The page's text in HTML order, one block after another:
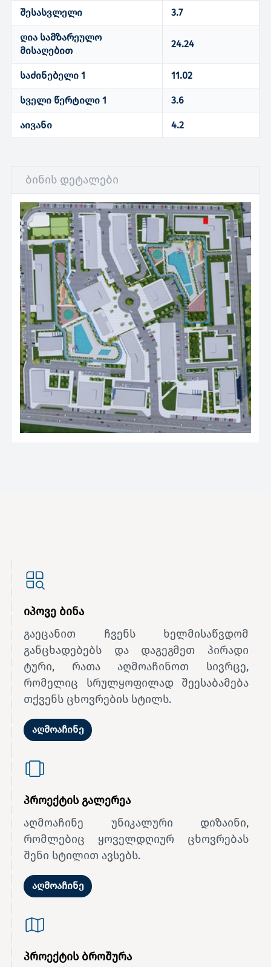
შესასვლელი 3.7
ღია სამზარეულო
მისაღებით
24.24
საძინებელი 1 11.02
სველი წერტილი 1 3.6
აივანი 4.2
ბინის დეტალები
იპოვე ბინა
გაეცანით ჩვენს ხელმისაწვდომ
განცხადებებს და დაგეგმეთ პირადი
ტური, რათა აღმოაჩინოთ სივრცე,
რომელიც სრულყოფილად შეესაბამება
თქვენს ცხოვრების სტილს.
აღმოაჩინე
პროექტის გალერეა
აღმოაჩინე უნიკალური დიზაინი,
რომლებიც ყოველდღიურ ცხოვრებას
შენი სტილით ავსებს.
აღმოაჩინე
პროექტის ბროშურა